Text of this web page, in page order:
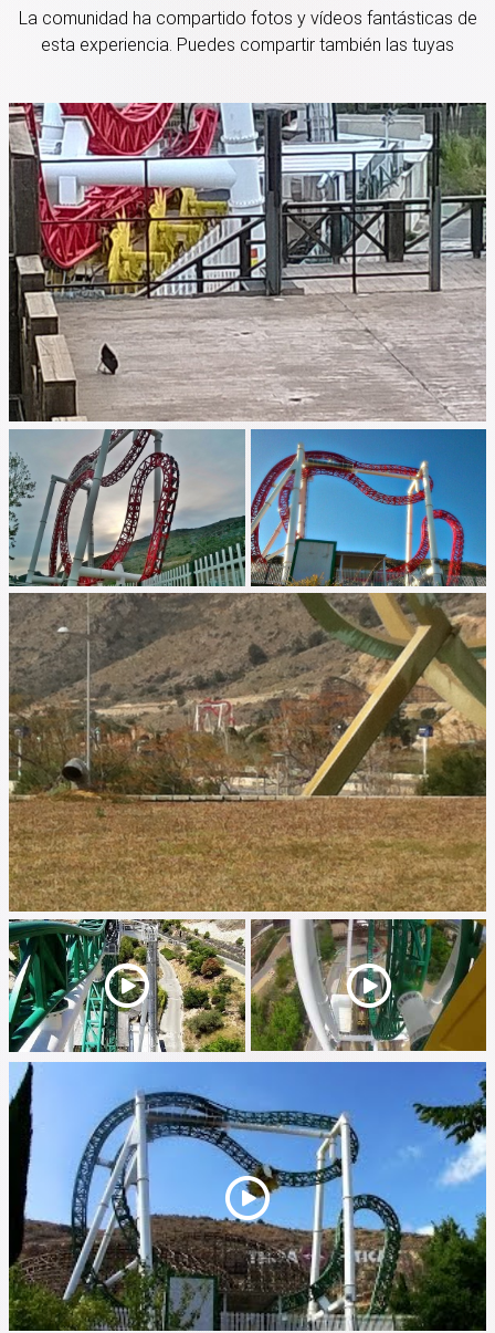
La comunidad ha compartido fotos y vídeos fantásticas de
esta experiencia. Puedes compartir también las tuyas